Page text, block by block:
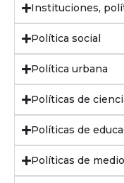
Instituciones,
Política social
Política urbana
Políticas de
Políticas de
Políticas de